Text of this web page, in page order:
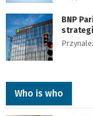
BNP
Who is who